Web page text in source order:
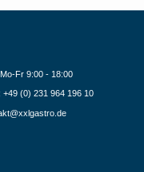
Fr 9:00 - 18:00
+49 (0) 231 964 196 10